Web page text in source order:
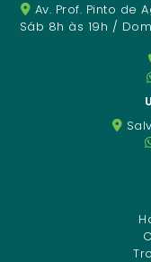
Av. Prof. Pinto de
Sáb 8h às 19h /